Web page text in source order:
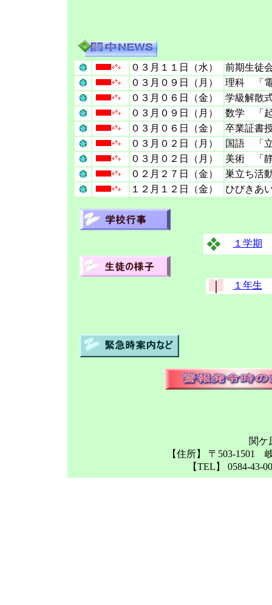
０３月１１日（水）
前期生徒
０３月０９日（月）
理科 「
０３月０６日（金）
学級解散
０３月０９日（月）
数学 「起
０３月０６日（金）
卒業証書
０３月０２日（月）
国語 「
０３月０２日（月）
美術 「
０２月２７日（金）
巣立ち活
１２月１２日（金）
ひびきあ
１学期
１年生
関ケ
【住所】 〒503-1501
【TEL】 0584-